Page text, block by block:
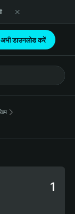
अभी डाउनलोड करें